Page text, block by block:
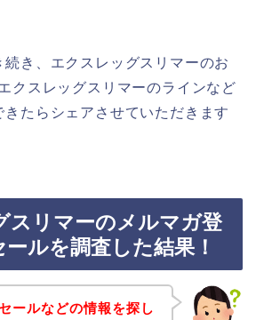
き、エクスレッグスリマーのお
クスレッグスリマーのラインなど
きたらシェアさせていただきます
スリマーのメルマガ登
ルを調査した結果！
ールなどの情報を探し